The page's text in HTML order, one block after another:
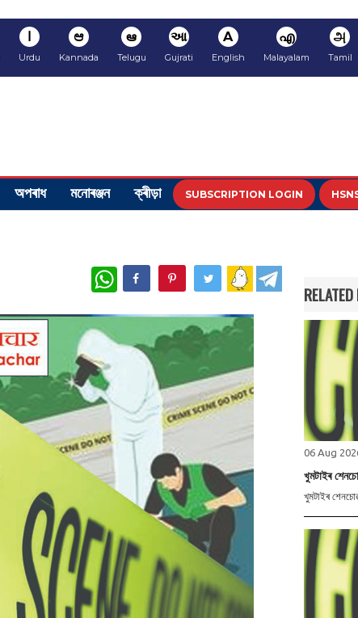
ا
Urdu
ಆ
Kannada
ఆ
Telugu
આ
Gujrati
A
English
എ
Malayalam
அ
Tamil
অপৰাধ মনোৰঞ্জন ক্ৰীড়া SUBSCRIPTION LOGIN
WhatsApp
06 Aug
খুমটাইৰ
খুমটাইৰ